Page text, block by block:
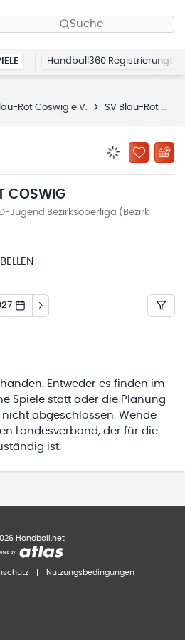
Suche
Handball360 Registrierung
Rot Coswig e.V. SV Blau-Rot Coswig
ZU
COSWIG
Jugend Bezirksoberliga (Bezirk
Entweder es finden im
Spiele statt oder die Planung
abgeschlossen. Wende
Landesverband, der für die
ist.
Handball.net
Nutzungsbedingungen